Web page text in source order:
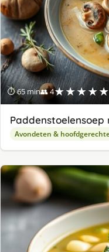
⏱ 65 min👥 4★★★★★
Avondeten &